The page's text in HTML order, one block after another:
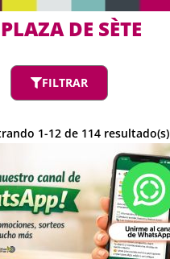
PLAZA DE SÈTE
FILTRAR
1-12de 114resultado(s)